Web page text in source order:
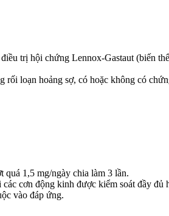
trị hội chứng Lennox-Gastaut (biến
loạn hoảng sợ, có hoặc không có
1,5 mg/ngày chia làm 3 lần.
cơn động kinh được kiểm soát đầy đủ
vào đáp ứng.